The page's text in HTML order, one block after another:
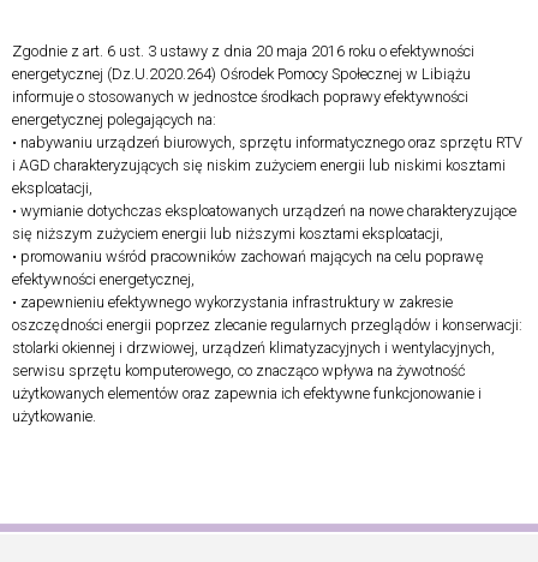
Zgodnie z art. 6 ust. 3 ustawy z dnia 20 maja 2016 roku o efektywności
energetycznej (Dz.U.2020.264) Ośrodek Pomocy Społecznej w Libiążu
informuje o stosowanych w jednostce środkach poprawy efektywności
energetycznej polegających na:
• nabywaniu urządzeń biurowych, sprzętu informatycznego oraz sprzętu RTV
i AGD charakteryzujących się niskim zużyciem energii lub niskimi kosztami
eksploatacji,
• wymianie dotychczas eksploatowanych urządzeń na nowe charakteryzujące
się niższym zużyciem energii lub niższymi kosztami eksploatacji,
• promowaniu wśród pracowników zachowań mających na celu poprawę
efektywności energetycznej,
• zapewnieniu efektywnego wykorzystania infrastruktury w zakresie
oszczędności energii poprzez zlecanie regularnych przeglądów i konserwacji:
stolarki okiennej i drzwiowej, urządzeń klimatyzacyjnych i wentylacyjnych,
serwisu sprzętu komputerowego, co znacząco wpływa na żywotność
użytkowanych elementów oraz zapewnia ich efektywne funkcjonowanie i
użytkowanie.